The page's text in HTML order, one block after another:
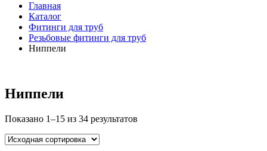
Главная
Каталог
Фитинги для труб
Резьбовые фитинги для труб
Ниппели
Ниппели
Показано 1–15 из 34 результатов